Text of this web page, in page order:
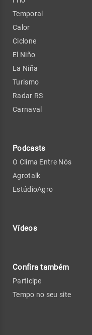
Temporal
Calor
Ciclone
El Niño
La Niña
Turismo
Radar RS
Carnaval
Podcasts
O Clima Entre Nós
Agrotalk
EstúdioAgro
Vídeos
Confira também
Participe
Tempo no seu site